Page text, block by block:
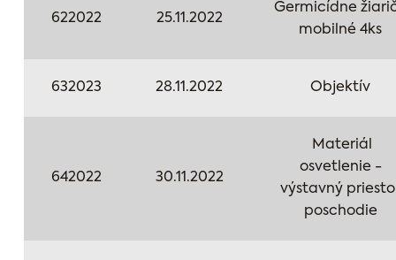
622022 25.11.2022
Germicídne
mobilné 4ks
632023 28.11.2022 Objektív
642022 30.11.2022
Materiál
osvetlenie -
výstavný
poschodie